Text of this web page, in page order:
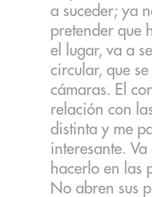
a suceder; ya
pretender que
el lugar, va a
circular, que
cámaras. El
relación con
distinta y me
interesante.
hacerlo en las
No abren sus